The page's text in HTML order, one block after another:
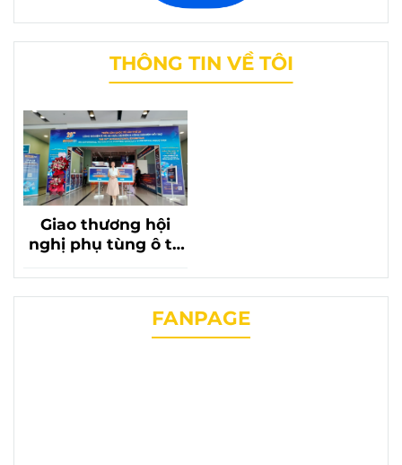
THÔNG TIN VỀ TÔI
Giao thương hội
nghị phụ tùng ô tô
mặt của phụ tùng
chevrolet liên
FANPAGE